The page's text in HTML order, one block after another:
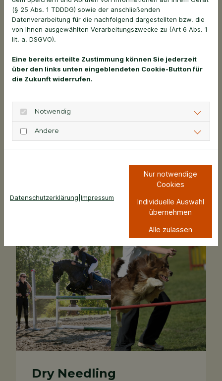
Leistung und Pulsfrequenz der
Stoßwellenpulse an die jeweils
unterschiedlichen Indikationen einfach
2. extra- korporale Stoßwellentherapie
Stoßwellen werden bereits seit vielen
Bewegungsapparates insbesondere beim
Pferd aber auch immer mehr beim Kleintier
eingesetzt.
Therapieschema: Meist werden 3-6
Dry Needling
(§ 25 Abs. 1 TDDDG) sowie der anschließenden
Datenverarbeitung für die nachfolgend dargestellten bzw. die
von Ihnen ausgewählten Verarbeitungszwecke zu (Art 6 Abs. 1
lit. a. DSGVO).
Eine bereits erteilte Zustimmung können Sie jederzeit
über den links unten eingeblendeten Cookie-Button für
die Zukunft widerrufen.
Notwendig
Andere
Datenschutzerklärung Impressum
Nur notwendige
Cookies
Individuelle Auswahl
übernehmen
Alle zulassen